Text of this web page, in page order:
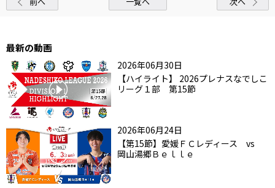
最新の動画
2026年06月30日
【ハイライト】 2026プレナスなでしこ
リーグ１部 第15節
2026年06月24日
【第15節】愛媛ＦＣレディース vs
岡山湯郷Ｂｅｌｌｅ